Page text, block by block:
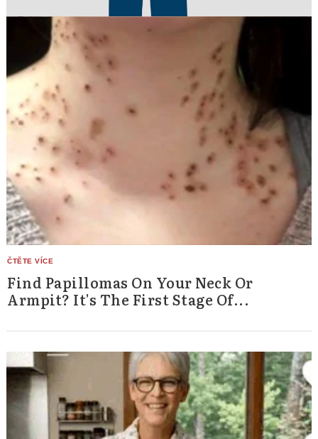
Find Papillomas On Your Neck Or
Armpit? It's The First Stage Of...